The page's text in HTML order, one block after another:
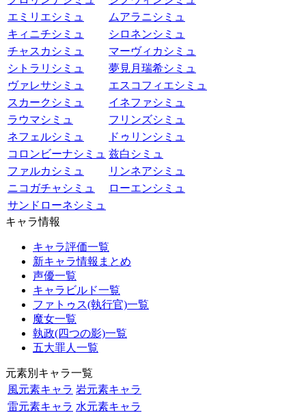
エミリエシミュ
ムアラニシミュ
キィニチシミュ
シロネンシミュ
チャスカシミュ
マーヴィカシミュ
シトラリシミュ
夢見月瑞希シミュ
ヴァレサシミュ
エスコフィエシミュ
スカークシミュ
イネファシミュ
ラウマシミュ
フリンズシミュ
ネフェルシミュ
ドゥリンシミュ
コロンビーナシミュ 兹白シミュ
ファルカシミュ
リンネアシミュ
ニコガチャシミュ
ローエンシミュ
サンドローネシミュ
キャラ情報
キャラ評価一覧
新キャラ情報まとめ
声優一覧
キャラビルド一覧
ファトゥス(執行官)一覧
魔女一覧
執政(四つの影)一覧
五大罪人一覧
元素別キャラ一覧
風元素キャラ 岩元素キャラ
雷元素キャラ 水元素キャラ